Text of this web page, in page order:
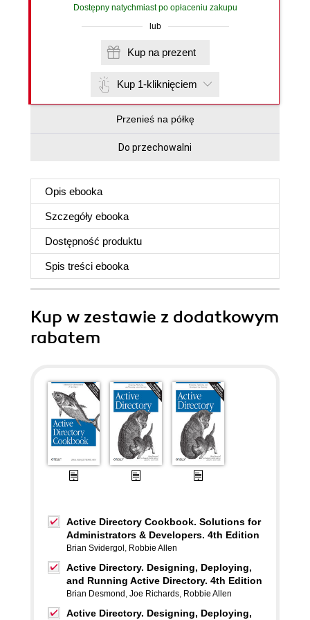
Dostępny natychmiast po opłaceniu zakupu
lub
Kup na prezent
Kup 1-kliknięciem
Przenieś na półkę
Do przechowalni
Opis ebooka
Szczegóły ebooka
Dostępność produktu
Spis treści ebooka
Kup w zestawie z dodatkowym
rabatem
Active Directory Cookbook. Solutions for
Administrators & Developers. 4th Edition
Brian Svidergol , Robbie Allen
Active Directory. Designing, Deploying,
and Running Active Directory. 4th Edition
Brian Desmond , Joe Richards, Robbie Allen
Active Directory. Designing, Deploying,